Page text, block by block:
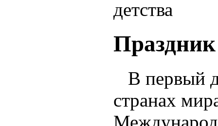
детства
Праздник
В первый
странах